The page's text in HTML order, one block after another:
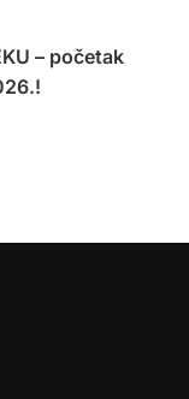
– početak